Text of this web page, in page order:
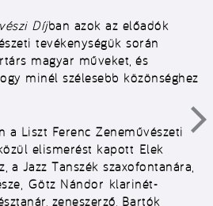
Díjban azok az előadók
tevékenységük során
magyar műveket, és
minél szélesebb közönséghez
a Liszt Ferenc Zeneművészeti
elismerést kapott Elek
a Jazz Tanszék szaxofontanára,
Götz Nándor klarinét-
zeneszerző, Bartók